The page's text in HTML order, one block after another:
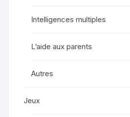
Intelligences multiples
L’aide aux parents
Autres
Jeux